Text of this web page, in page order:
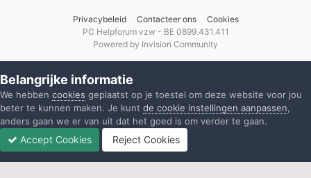
Privacybeleid Contacteer ons
Cookies
PC Helpforum vzw - BE 0899.431.411
Powered by Invision Community
Belangrijke informatie
We hebben cookies geplaatst op je toestel om deze website voor jou
beter te kunnen maken. Je kunt de cookie instellingen aanpassen,
anders gaan we er van uit dat het goed is om verder te gaan.
Accept Cookies Reject Cookies
Ongelezen